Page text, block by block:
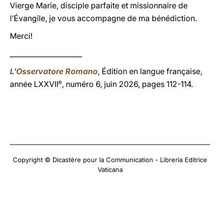
Vierge Marie, disciple parfaite et missionnaire de
l’Évangile, je vous accompagne de ma bénédiction.
Merci!
L'Osservatore Romano, Édition en langue française,
année LXXVIIe, numéro 6, juin 2026, pages 112-114.
Copyright © Dicastère pour la Communication - Libreria Editrice
Vaticana